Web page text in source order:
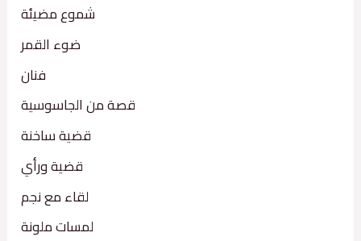
شموع مضيئة
ضوء القمر
فنان
قصة من الجاسوسية
قضية ساخنة
قضية ورأي
لقاء مع نجم
لمسات ملونة